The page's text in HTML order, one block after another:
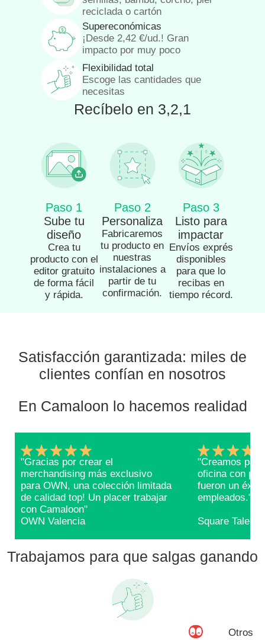
reciclada o cartón
Supereconómicas
¡Desde 2,42 €/ud.! Gran
impacto por muy poco
Flexibilidad total
Escoge las cantidades que
necesitas
Recíbelo en 3,2,1
Paso 1
Sube tu
diseño
Crea tu
producto con el
editor gratuito
de forma fácil
y rápida.
Paso 2
Personaliza
Fabricaremos
tu producto en
nuestras
instalaciones a
partir de tu
confirmación.
Paso 3
Listo para
impactar
Envíos exprés
disponibles
para que lo
recibas en
tiempo récord.
Satisfacción garantizada: miles de
clientes confían en nosotros
En Camaloon lo hacemos realidad
"Gracias por crear el
merchandising más exclusivo
para OWN, una colección limitada
de calidad top! Un placer trabajar
con Camaloon"
OWN Valencia
"Creamos
oficina con
fueron un
empleados."
Square Talents
Trabajamos para que salgas ganando
Otros